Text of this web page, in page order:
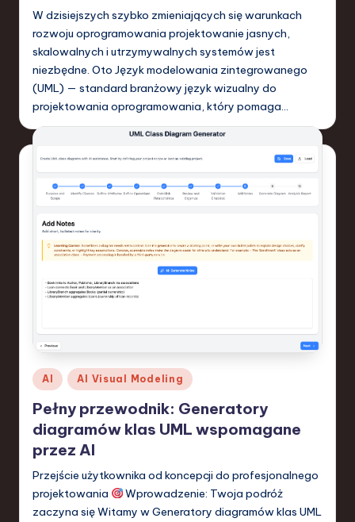
W dzisiejszych szybko zmieniających się warunkach
rozwoju oprogramowania projektowanie jasnych,
skalowalnych i utrzymywalnych systemów jest
niezbędne. Oto Język modelowania zintegrowanego
(UML) — standard branżowy język wizualny do
projektowania oprogramowania, który pomaga…
Posted
in
AI AI Visual Modeling
Pełny przewodnik: Generatory
diagramów klas UML wspomagane
przez AI
Przejście użytkownika od koncepcji do profesjonalnego
projektowania
Wprowadzenie: Twoja podróż
zaczyna się Witamy w Generatory diagramów klas UML